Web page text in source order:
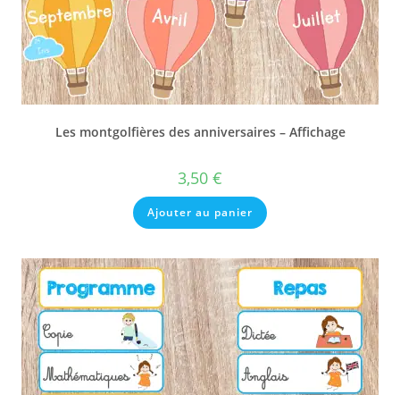
Les montgolfières des anniversaires – Affichage
3,50 €
Ajouter au panier